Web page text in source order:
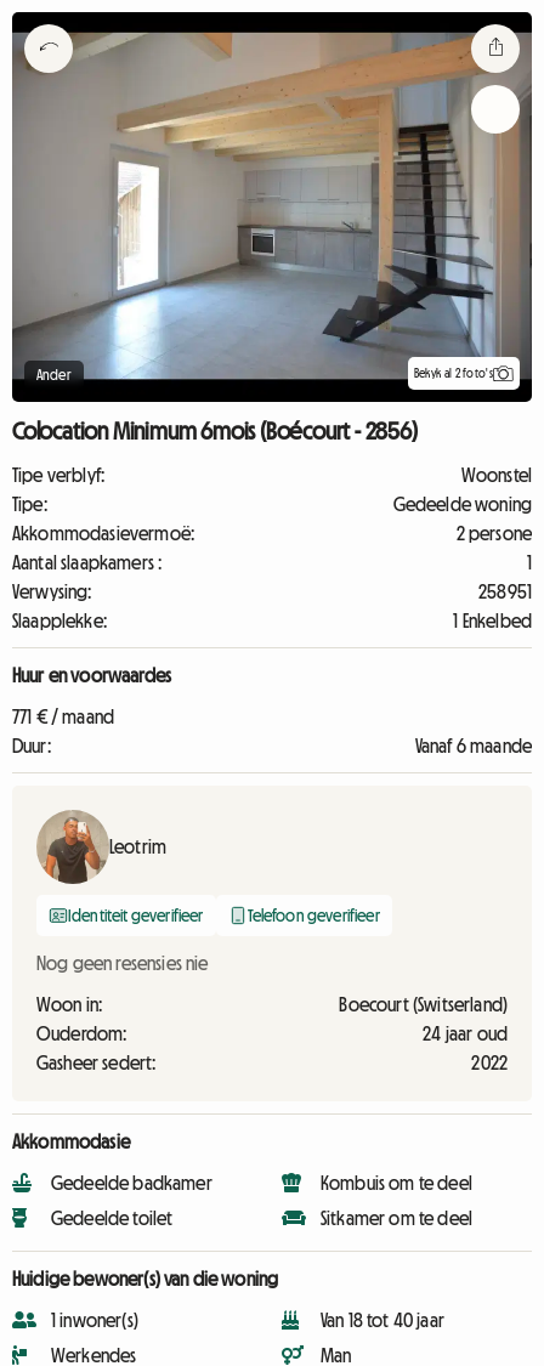
Ander Bekyk al 2 foto's
Colocation Minimum 6mois (Boécourt - 2856)
Tipe verblyf:
Woonstel
Tipe:
Gedeelde woning
Akkommodasievermoë:
2 persone
Aantal slaapkamers :
1
Verwysing:
258951
Slaapplekke:
1 Enkelbed
Huur en voorwaardes
771 € / maand
Duur:
Vanaf 6 maande
Leotrim
Identiteit geverifieer Telefoon geverifieer
Nog geen resensies nie
Woon in:
Boecourt (Switserland)
Ouderdom:
24 jaar oud
Gasheer sedert:
2022
Akkommodasie
Gedeelde badkamer
Gedeelde toilet
Kombuis om te deel
Sitkamer om te deel
Huidige bewoner(s) van die woning
1 inwoner(s)
Werkendes
Van 18 tot 40 jaar
Man